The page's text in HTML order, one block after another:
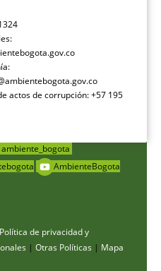
actos de corrupción: +57 195
ambiente_bogota
AmbienteBogota
Política de privacidad y
| Otras Políticas | Mapa